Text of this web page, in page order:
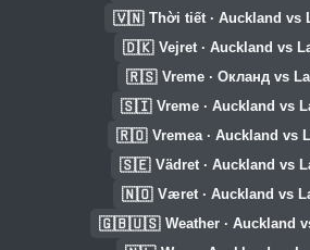
🇻🇳 Thời tiết · Auckland vs
🇩🇰 Vejret · Auckland vs
🇷🇸 Vreme · Окланд vs
🇸🇮 Vreme · Auckland vs
🇷🇴 Vremea · Auckland vs
🇸🇪 Vädret · Auckland vs
🇳🇴 Været · Auckland vs
🇬🇧🇺🇸 Weather · Auckland